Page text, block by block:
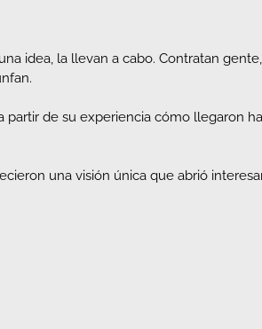
idea, la llevan a cabo. Contratan gente,
de su experiencia cómo llegaron
una visión única que abrió